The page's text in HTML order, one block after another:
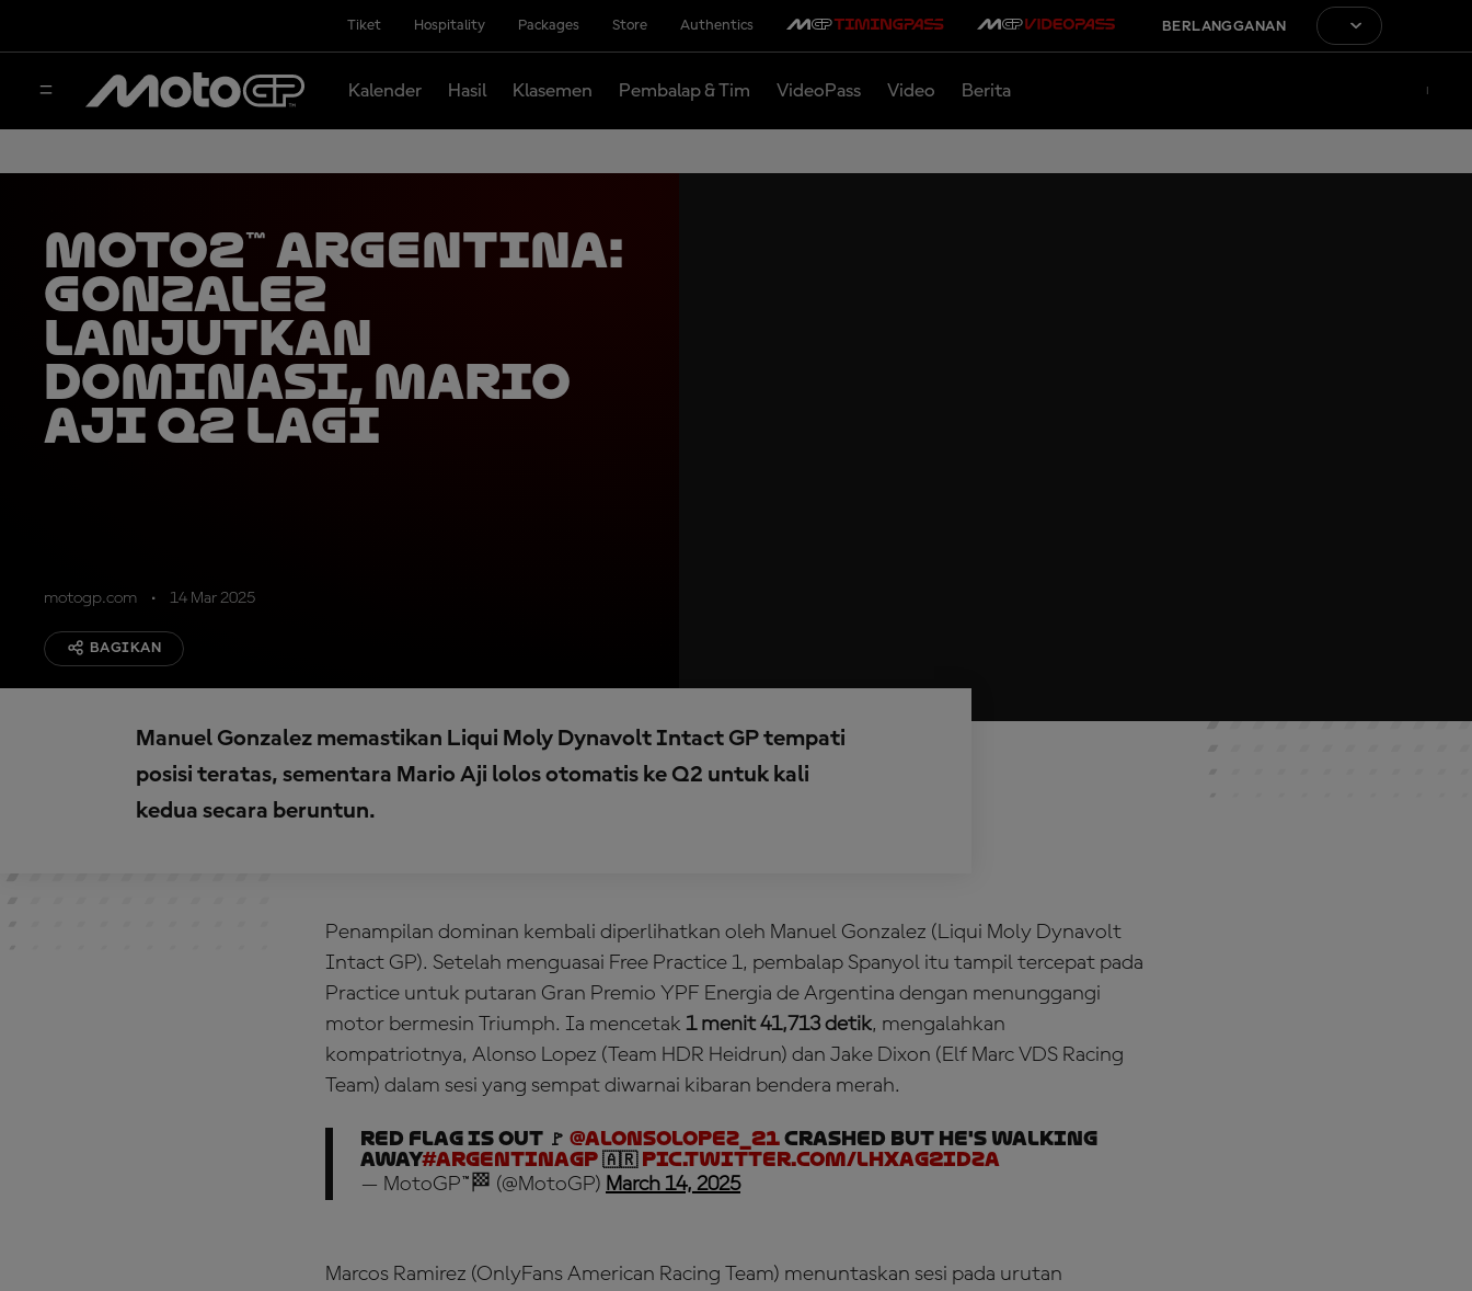
Tiket Hospitality Packages Store Authentics BERLANGGANAN
Kalender Hasil Klasemen Pembalap & Tim VideoPass Video Berita
Moto2™ Argentina:
Gonzalez
Lanjutkan
Dominasi, Mario
Aji Q2 Lagi
motogp.com 14 Mar 2025
BAGIKAN
Manuel Gonzalez memastikan Liqui Moly Dynavolt Intact GP tempati
posisi teratas, sementara Mario Aji lolos otomatis ke Q2 untuk kali
kedua secara beruntun.
Penampilan dominan kembali diperlihatkan oleh Manuel Gonzalez (Liqui Moly Dynavolt
Intact GP). Setelah menguasai Free Practice 1, pembalap Spanyol itu tampil tercepat pada
Practice untuk putaran Gran Premio YPF Energia de Argentina dengan menunggangi
motor bermesin Triumph. Ia mencetak 1 menit 41,713 detik, mengalahkan
kompatriotnya, Alonso Lopez (Team HDR Heidrun) dan Jake Dixon (Elf Marc VDS Racing
Team) dalam sesi yang sempat diwarnai kibaran bendera merah.
Red Flag is out 🚩 @AlonsoLopez_21crashed but he's walking
away#ArgentinaGP🇦🇷pic.twitter.com/LHXAg2Idza
— MotoGP™🏁 (@MotoGP) March 14, 2025
Marcos Ramirez (OnlyFans American Racing Team) menuntaskan sesi pada urutan